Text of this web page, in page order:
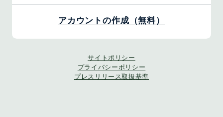
アカウントの作成（無料）
サイトポリシー
プライバシーポリシー
プレスリリース取扱基準